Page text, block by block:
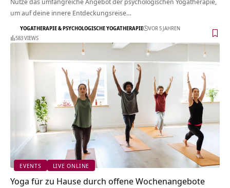
um auf deine innere Entdeckungsreise…
YOGATHERAPIE & PSYCHOLOGISCHE YOGATHERAPIE
VOR 5 JAHREN
583 VIEWS
EVENTS LIVE ONLINE
Yoga für zu Hause durch offene Wochenangebote